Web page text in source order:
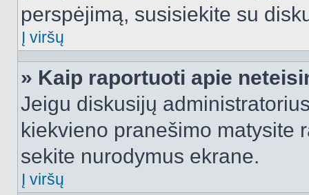
perspėjimą, susisiekite su
Į viršų
» Kaip raportuoti apie
Jeigu diskusijų
kiekvieno pranešimo matysite
sekite nurodymus ekrane.
Į viršų